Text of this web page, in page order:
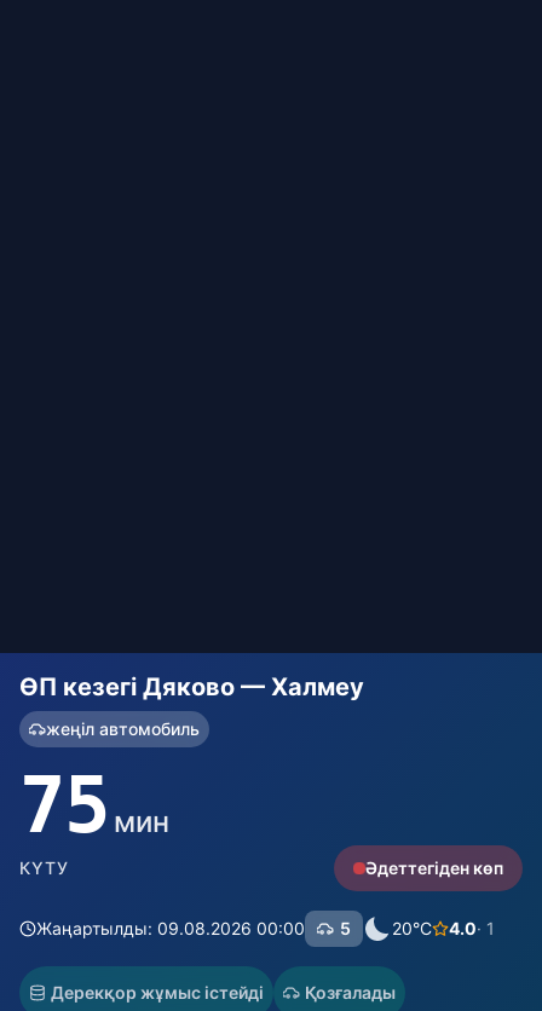
ӨП кезегі Дяково — Халмеу
жеңіл автомобиль
75 мин
КҮТУ Әдеттегіден көп
Жаңартылды: 09.08.2026 00:00 5 20°C 4.0· 1
Дерекқор жұмыс істейді Қозғалады